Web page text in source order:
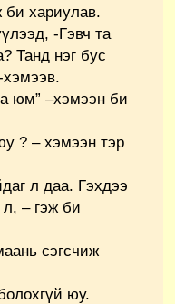
би хариулав.
-Гэвч та
Танд нэг бус
хэмээв.
юм” –хэмээн би
? – хэмээн тэр
л даа. Гэхдээ
л, – гэж би
сэгсчиж
юу.